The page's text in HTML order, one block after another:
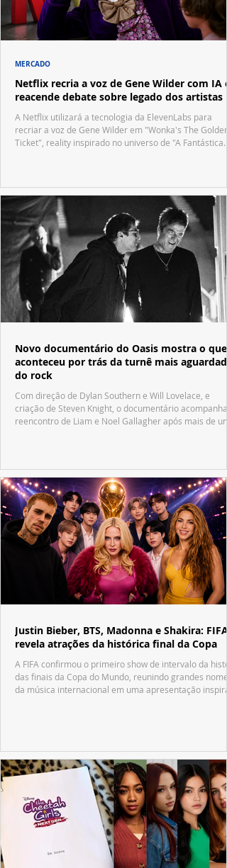
Netflix recria a voz de Gene Wilder com IA e
reacende debate sobre legado dos artistas
A Netflix utilizará a tecnologia da ElevenLabs para
recriar a voz de Gene Wilder em "Wonka's The Golden
Ticket", reality inspirado no universo de "A Fantástica
MERCADO
Novo documentário do Oasis mostra o que
aconteceu por trás da turnê mais aguardada
do rock
Com direção de Dylan Southern e Will Lovelace, e
criação de Steven Knight, o documentário acompanha
reencontro de Liam e Noel Gallagher após mais de
Justin Bieber, BTS, Madonna e Shakira: FIFA
revela atrações da histórica final da Copa
A FIFA confirmou o primeiro show de intervalo da
das finais da Copa do Mundo, reunindo grandes nomes
da música internacional em uma apresentação